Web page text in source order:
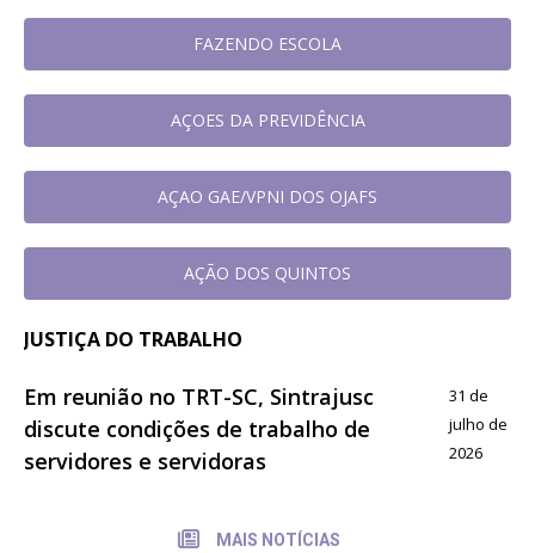
FAZENDO ESCOLA
AÇOES DA PREVIDÊNCIA
AÇAO GAE/VPNI DOS OJAFS
AÇÃO DOS QUINTOS
JUSTIÇA DO TRABALHO
Em reunião no TRT-SC, Sintrajusc
discute condições de trabalho de
servidores e servidoras
31 de
julho de
2026
MAIS NOTÍCIAS